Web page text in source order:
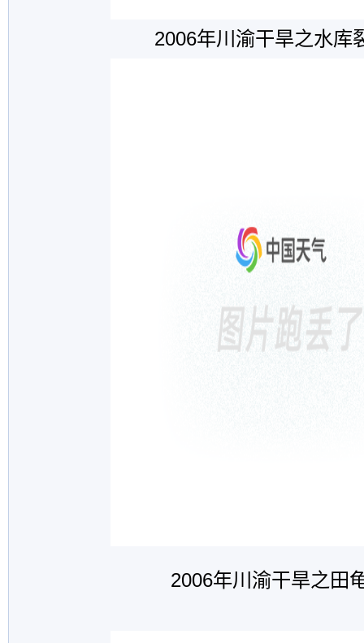
2006年川渝干旱之水库
2006年川渝干旱之田